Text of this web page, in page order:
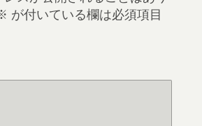
が付いている欄は必須項目